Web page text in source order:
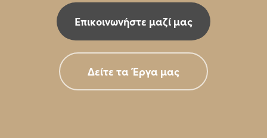
Επικοινωνήστε μαζί μας
Δείτε τα Έργα μας